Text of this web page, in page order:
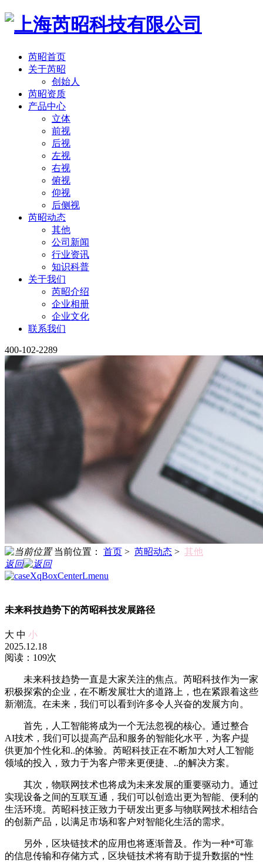
芮昭首页
关于芮昭
创始人
芮昭资质
产品中心
立体
前视
后视
左视
右视
俯视
仰视
后侧视
芮昭动态
其他
公司新闻
行业资讯
知识科普
关于我们
芮昭介绍
企业相册
企业文化
联系我们
400-102-2289
当前位置： 首页 > 芮昭动态 > 其他
返回
未来科技趋势下的芮昭科技发展路径
大 中 小
2025.12.18
阅读：109次
未来科技趋势一直是大家关注的焦点。芮昭科技作为一家
积极探索的企业，在不断发展壮大的道路上，也在紧跟着这些
新潮流。在未来，我们可以看到许多令人兴奋的发展方向。
首先，人工智能将成为一个无法忽视的核心。通过整合
AI技术，我们可以提高产品和服务的智能化水平，为客户提
供更加个性化和..的体验。芮昭科技正在不断加大对人工智能
领域的投入，致力于为客户带来更便捷、..的解决方案。
其次，物联网技术也将成为未来发展的重要驱动力。通过
实现设备之间的互联互通，我们可以创造出更为智能、便利的
生活环境。芮昭科技正致力于研发出更多与物联网技术相结合
的创新产品，以满足市场和客户对智能化生活的需求。
另外，区块链技术的应用也将逐渐普及。作为一种*可靠
的信息传输和存储方式，区块链技术将有助于提升数据的*性